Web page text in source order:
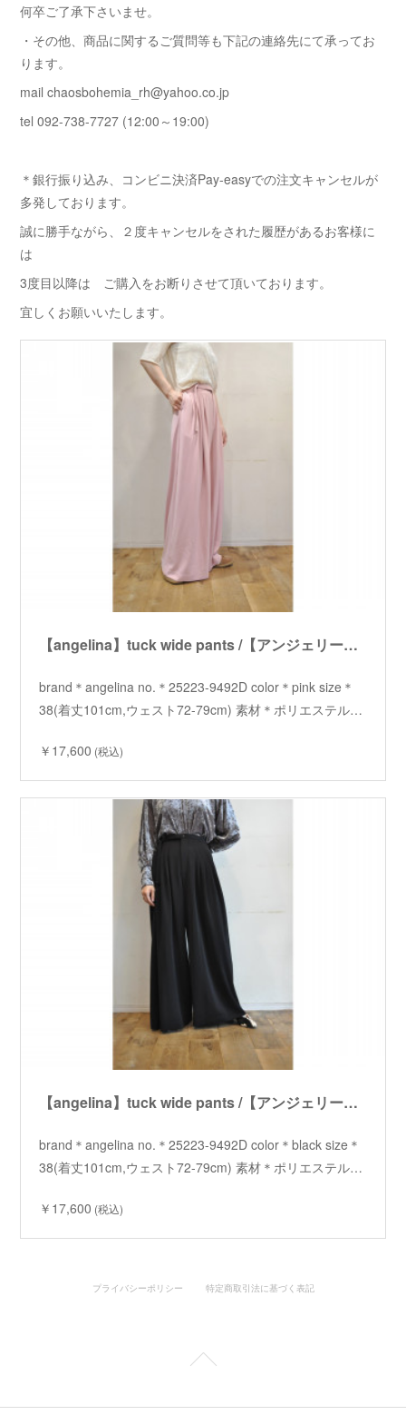
何卒ご了承下さいませ。
・その他、商品に関するご質問等も下記の連絡先にて承ってお
ります。
mail chaosbohemia_rh@yahoo.co.jp
tel 092-738-7727 (12:00～19:00)
＊銀行振り込み、コンビニ決済Pay-easyでの注文キャンセルが
多発しております。
誠に勝手ながら、２度キャンセルをされた履歴があるお客様に
は
3度目以降は ご購入をお断りさせて頂いております。
宜しくお願いいたします。
【angelina】tuck wide pants /【アンジェリーナ】タックワイドパンツ
brand＊angelina no.＊25223-9492D color＊pink size＊
38(着丈101cm,ウェスト72-79cm) 素材＊ポリエステル…
￥17,600 (税込)
【angelina】tuck wide pants /【アンジェリーナ】タックワイドパンツ
brand＊angelina no.＊25223-9492D color＊black size＊
38(着丈101cm,ウェスト72-79cm) 素材＊ポリエステル…
￥17,600 (税込)
プライバシーポリシー 特定商取引法に基づく表記